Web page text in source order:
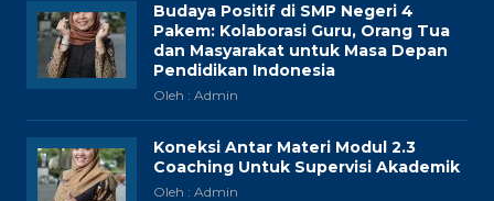
Budaya Positif di SMP Negeri 4
Pakem: Kolaborasi Guru, Orang Tua
dan Masyarakat untuk Masa Depan
Pendidikan Indonesia
Oleh : Admin
Koneksi Antar Materi Modul 2.3
Coaching Untuk Supervisi Akademik
Oleh : Admin